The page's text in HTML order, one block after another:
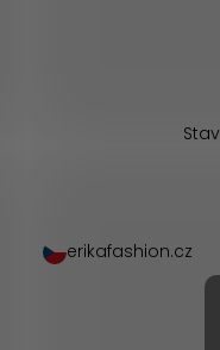
erikafashion.cz